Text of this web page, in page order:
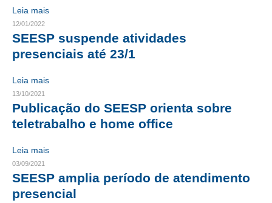
CONSELHOS ASSESSORES
PERSONALIDADES DA TECNOLOGIA
NÚCLEO DA MULHER ENGENHEIRA
TRANSPARÊNCIA
JURÍDICO
ACORDOS, CONVENÇÕES E DISSÍDIOS
CONTRIBUIÇÕES
Leia mais
12/01/2022
SEESP suspende atividades
presenciais até 23/1
Leia mais
13/10/2021
Publicação do SEESP orienta sobre
teletrabalho e home office
Leia mais
03/09/2021
SEESP amplia período de atendimento
presencial